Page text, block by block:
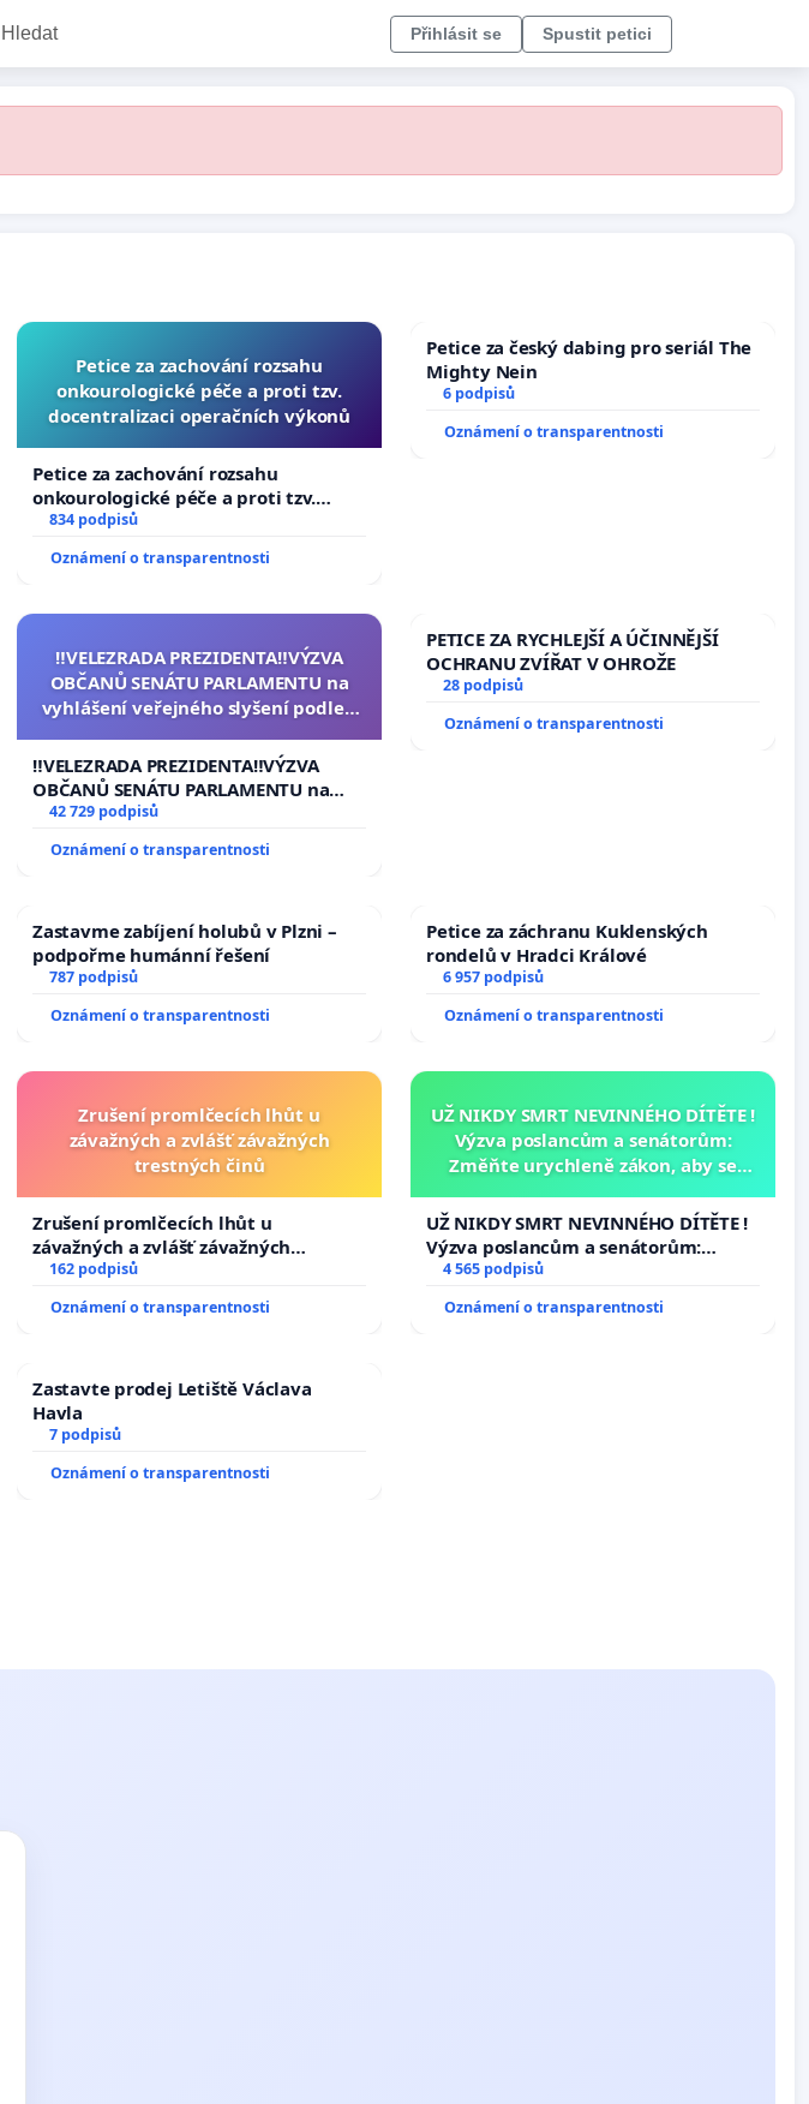
Hledat Přihlásit se Spustit petici
Petice za zachování rozsahu
onkourologické péče a proti tzv.
docentralizaci operačních výkonů
Petice za zachování rozsahu
onkourologické péče a proti tzv.
docentralizaci operačních výkonů
834 podpisů
Oznámení o transparentnosti
Petice za český dabing pro seriál The
Mighty Nein
6 podpisů
Oznámení o transparentnosti
‼️VELEZRADA PREZIDENTA‼️VÝZVA
OBČANŮ SENÁTU PARLAMENTU na
vyhlášení veřejného slyšení podle §
na přijetí usnesení k podání ústavní
žaloby na prezidenta republiky
‼️VELEZRADA PREZIDENTA‼️VÝZVA
OBČANŮ SENÁTU PARLAMENTU na
vyhlášení veřejného slyšení podle §
144 jednacího řádu Senátu k návrhu
na přijetí usnesení k podání ústavní
42 729 podpisů
Oznámení o transparentnosti
PETICE ZA RYCHLEJŠÍ A ÚČINNĚJŠÍ
OCHRANU ZVÍŘAT V OHROŽE
28 podpisů
Oznámení o transparentnosti
Zastavme zabíjení holubů v Plzni –
podpořme humánní řešení
787 podpisů
Oznámení o transparentnosti
Petice za záchranu Kuklenských
rondelů v Hradci Králové
6 957 podpisů
Oznámení o transparentnosti
Zrušení promlčecích lhůt u
závažných a zvlášť závažných
trestných činů
Zrušení promlčecích lhůt u
závažných a zvlášť závažných
trestných činů
162 podpisů
Oznámení o transparentnosti
UŽ NIKDY SMRT NEVINNÉHO DÍTĚTE !
Výzva poslancům a senátorům:
Změňte urychleně zákon, aby se
opakovat!
UŽ NIKDY SMRT NEVINNÉHO DÍTĚTE !
Výzva poslancům a senátorům:
Změňte urychleně zákon, aby se
tragédie malé Viktorky už nemohla
opakovat!
4 565 podpisů
Oznámení o transparentnosti
Zastavte prodej Letiště Václava
Havla
7 podpisů
Oznámení o transparentnosti